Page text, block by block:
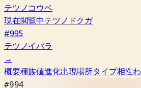
テツノコウベ
現在閲覧中テツノドクガ
#995
テツノイバラ
→
概要種族値進化出現場所タイプ相性
#994